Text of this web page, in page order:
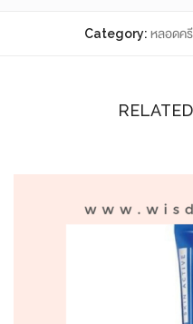
Category: หลอดค